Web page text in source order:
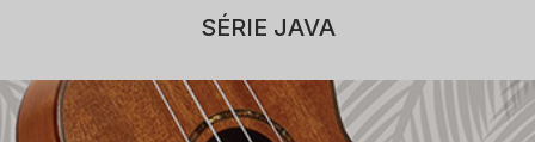
SÉRIE JAVA